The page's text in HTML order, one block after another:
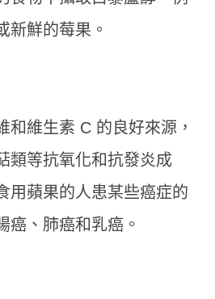
新鮮的莓果。
和維生素 C 的良好來源，
類等抗氧化和抗發炎成
用蘋果的人患某些癌症的
癌、肺癌和乳癌。